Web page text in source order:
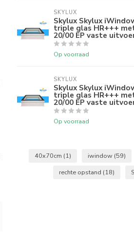
SKYLUX
Skylux Skylux
triple glas HR+++
20/00 EP vaste
Op voorraad
SKYLUX
Skylux Skylux
triple glas HR+++
20/00 EP vaste
Op voorraad
40x70cm (1) iwindow (59)
rechte opstand (18)